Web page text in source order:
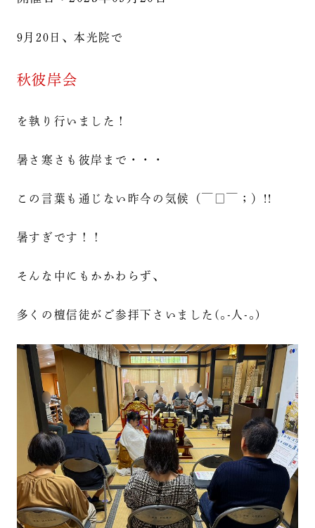
9月20日、本光院で
秋彼岸会
を執り行いました！
暑さ寒さも彼岸まで・・・
この言葉も通じない昨今の気候（￣□￣；）!!
暑すぎです！！
そんな中にもかかわらず、
多くの檀信徒がご参拝下さいました(｡-人-｡)